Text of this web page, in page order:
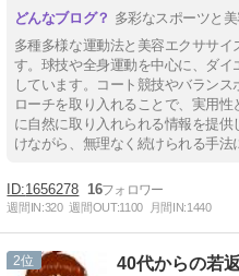
多彩なスポーツと
多種多様な運動法と美容エクササ
す。球技や全身運動を中心に、ダ
しています。コート競技やバラン
ローチを取り入れることで、実用
に自然に取り入れられる情報を提
けながら、無理なく続けられる手法
1656278 16
週間IN:320 週間OUT:1100 月間IN:1440
2 40代からの若